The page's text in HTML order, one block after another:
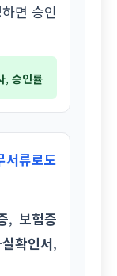
면 승인
, 승인률
서류로도
, 보험증
확인서,